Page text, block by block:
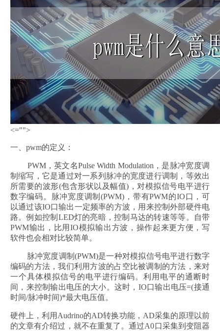
<="">
一、pwm的定义：
PWM，英文名Pulse Width Modulation，是脉冲宽度调
制缩写，它是通过对一系列脉冲的宽度进行调制，等效出
所需要的波形(包含形状以及幅值)，对模拟信号电平进行
数字编码。脉冲宽度调制(PWM)，带有PWM的IO口，可
以通过该IO口输出一定频率的方波，用来控制外部硬件电
路。例如控制LED灯的亮暗，控制马达的转速等等。自带
PWM输出，比用IO模拟输出方波，操作起来更方便，写
软件也会相对比较简单。
脉冲宽度调制(PWM)是一种对模拟信号电平进行数字
编码的方法，我们利用方波的占空比被调制的方法，来对
一个具体模拟信号的电平进行编码。利用电平的通断时
间，来控制输出电压的大小。这时，IO口输出电压=(接通
时间/脉冲时间)*最大电压值。
硬件上，利用Audrino的AD转换功能，AD采集的原理以前
的文章有介绍过，就不在重复了。通过A0口采集到变阻器